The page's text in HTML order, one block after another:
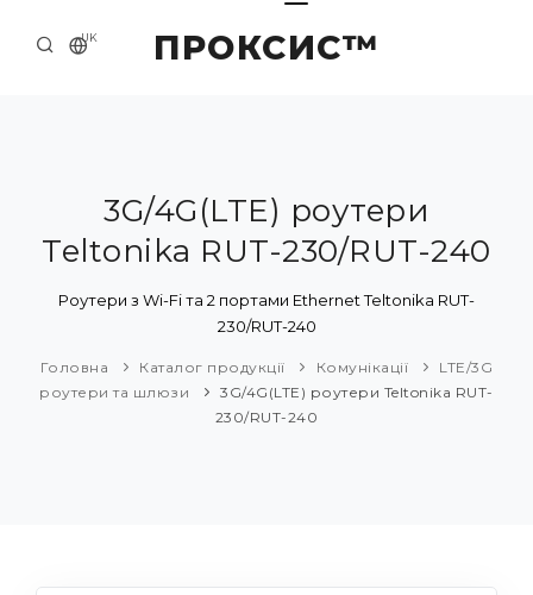
ПРОКСИС™
UK
ПРО НАС
ПРИКЛАДИ ТА РІШЕННЯ
КАТАЛОГ ПРОДУКЦІЇ
3G/4G(LTE) роутери
Teltonika RUT-230/RUT-240
Роутери з Wi-Fi та 2 портами Ethernet Teltonika RUT-
230/RUT-240
Головна Каталог продукції Комунікації
LTE/3G
роутери та шлюзи
3G/4G(LTE) роутери Teltonika RUT-
230/RUT-240